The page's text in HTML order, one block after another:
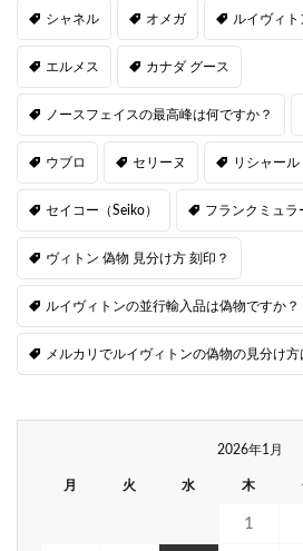
シャネル オメガ ルイヴィト
エルメス カナダ グース
ノースフェイスの最高峰は何ですか？
ウブロ セリーヌ リシャール
セイコー（Seiko） フランクミュラ
ヴィトン 偽物 見分け方 刻印？
ルイヴィトンの並行輸入品は偽物ですか？
メルカリでルイヴィトンの偽物の見分け方
2026年1月
月 火 水 木
1